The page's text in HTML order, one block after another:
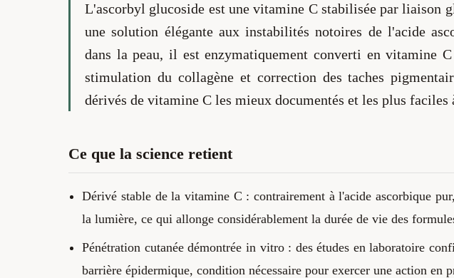
L'ascorbyl glucoside est une vitamine C stabilisée par liaison
une solution élégante aux instabilités notoires de l'acide
dans la peau, il est enzymatiquement converti en vitamine
stimulation du collagène et correction des taches
dérivés de vitamine C les mieux documentés et les plus faciles
Ce que la science retient
Dérivé stable de la vitamine C : contrairement à l'acide ascorbique
la lumière, ce qui allonge considérablement la durée de vie des
Pénétration cutanée démontrée in vitro : des études en laboratoire
barrière épidermique, condition nécessaire pour exercer une action en